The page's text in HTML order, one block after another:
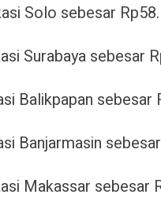
Solo sebesar
Surabaya sebesar
Balikpapan sebesar
Banjarmasin
Makassar sebesar